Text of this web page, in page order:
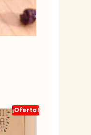
¡Oferta!